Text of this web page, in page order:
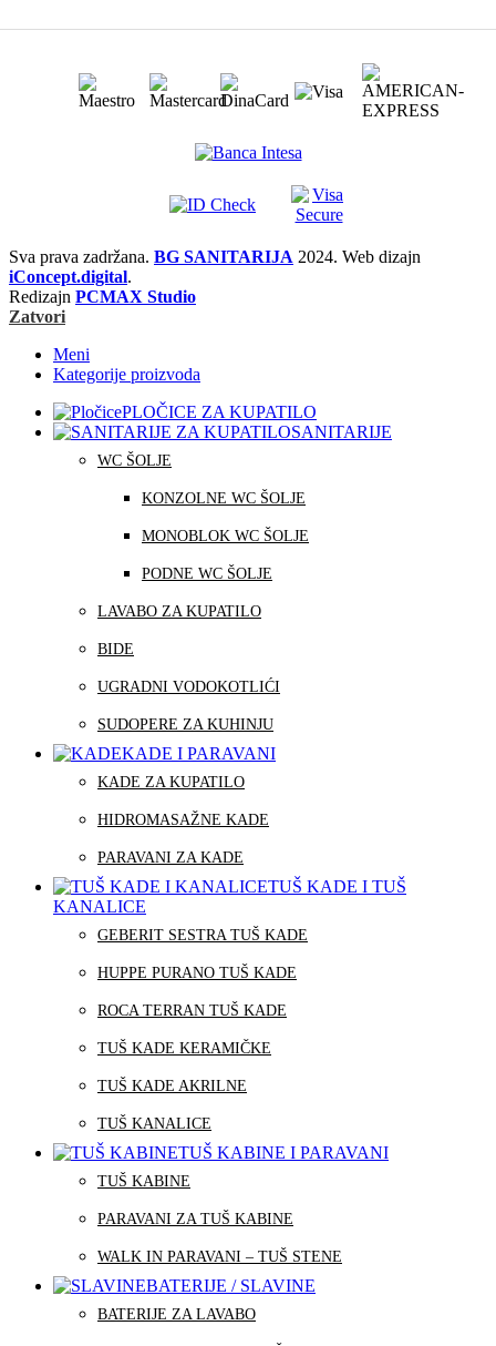
Sva prava zadržana. BG SANITARIJA 2024. Web dizajn
iConcept.digital.
Redizajn PCMAX Studio
Zatvori
Meni
Kategorije proizvoda
PLOČICE ZA KUPATILO
SANITARIJE
WC ŠOLJE
KONZOLNE WC ŠOLJE
MONOBLOK WC ŠOLJE
PODNE WC ŠOLJE
LAVABO ZA KUPATILO
BIDE
UGRADNI VODOKOTLIĆI
SUDOPERE ZA KUHINJU
KADE I PARAVANI
KADE ZA KUPATILO
HIDROMASAŽNE KADE
PARAVANI ZA KADE
TUŠ KADE I TUŠ
KANALICE
GEBERIT SESTRA TUŠ KADE
HUPPE PURANO TUŠ KADE
ROCA TERRAN TUŠ KADE
TUŠ KADE KERAMIČKE
TUŠ KADE AKRILNE
TUŠ KANALICE
TUŠ KABINE I PARAVANI
TUŠ KABINE
PARAVANI ZA TUŠ KABINE
WALK IN PARAVANI – TUŠ STENE
BATERIJE / SLAVINE
BATERIJE ZA LAVABO